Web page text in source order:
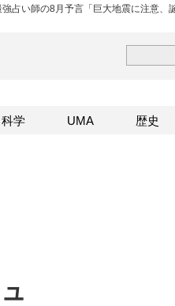
強占い師の8月予言「巨大地震に注意、
はこちら
のinstagramはこちら
科学 UMA 歴史